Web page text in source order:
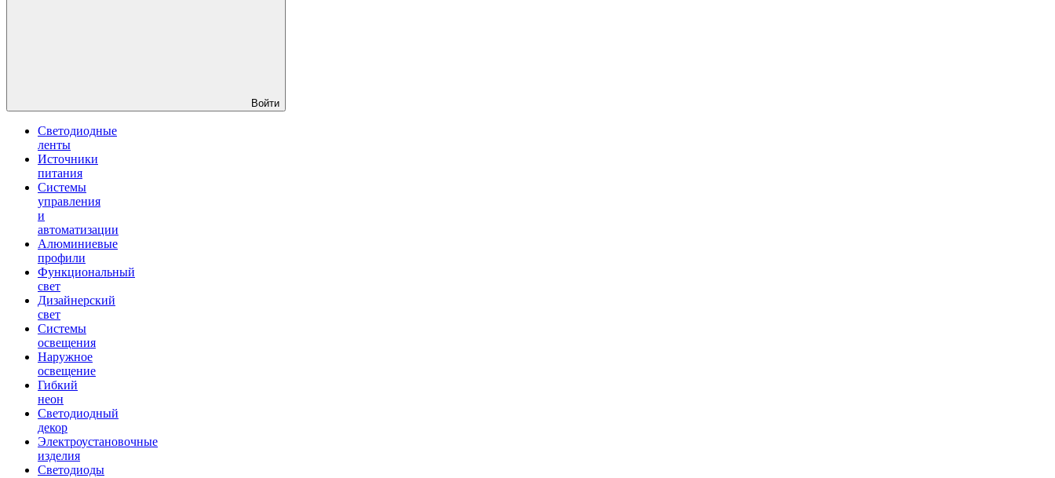
Войти
Светодиодные
ленты
Источники
питания
Системы
управления
и
автоматизации
Алюминиевые
профили
Функциональный
свет
Дизайнерский
свет
Системы
освещения
Наружное
освещение
Гибкий
неон
Светодиодный
декор
Электроустановочные
изделия
Светодиоды